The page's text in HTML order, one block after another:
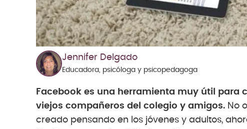
Jennifer Delgado
Educadora, psicóloga y psicopedagoga
Facebook es una herramienta muy útil para
viejos compañeros del colegio y amigos. No
creado pensando en los jóvenes y adultos,